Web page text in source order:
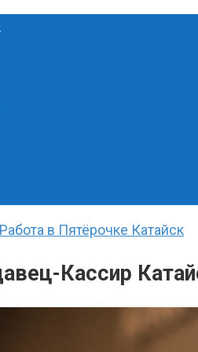
Работа в Пятёрочке Катайск
Кассир